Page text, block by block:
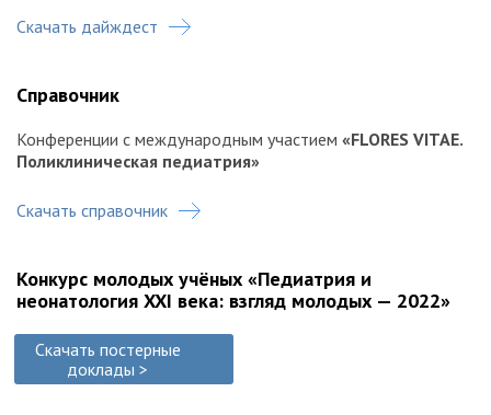
Скачать дайждест
Справочник
Конференции c международным участием «FLORES VITAE.
Поликлиническая педиатрия»
Скачать справочник
Конкурс молодых учёных «Педиатрия и
неонатология XXI века: взгляд молодых — 2022»
Скачать постерные
доклады >